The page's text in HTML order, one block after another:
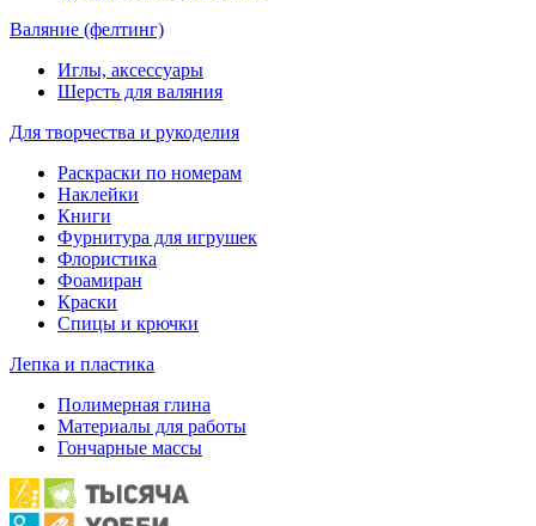
Валяние (фелтинг)
Иглы, аксессуары
Шерсть для валяния
Для творчества и рукоделия
Раскраски по номерам
Наклейки
Книги
Фурнитура для игрушек
Флористика
Фоамиран
Краски
Спицы и крючки
Лепка и пластика
Полимерная глина
Материалы для работы
Гончарные массы